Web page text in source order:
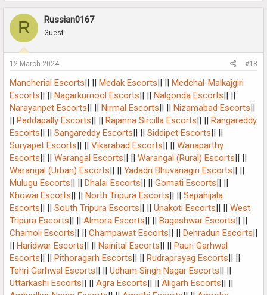
R Russian0167
Guest
12 March 2024 #18
Mancherial Escorts|| || Medak Escorts|| || Medchal-Malkajgiri
Escorts|| || Nagarkurnool Escorts|| || Nalgonda Escorts|| ||
Narayanpet Escorts|| || Nirmal Escorts|| || Nizamabad Escorts||
|| Peddapally Escorts|| || Rajanna Sircilla Escorts|| || Rangareddy
Escorts|| || Sangareddy Escorts|| || Siddipet Escorts|| ||
Suryapet Escorts|| || Vikarabad Escorts|| || Wanaparthy
Escorts|| || Warangal Escorts|| || Warangal (Rural) Escorts|| ||
Warangal (Urban) Escorts|| || Yadadri Bhuvanagiri Escorts|| ||
Mulugu Escorts|| || Dhalai Escorts|| || Gomati Escorts|| ||
Khowai Escorts|| || North Tripura Escorts|| || Sepahijala
Escorts|| || South Tripura Escorts|| || Unakoti Escorts|| || West
Tripura Escorts|| || Almora Escorts|| || Bageshwar Escorts|| ||
Chamoli Escorts|| || Champawat Escorts|| || Dehradun Escorts||
|| Haridwar Escorts|| || Nainital Escorts|| || Pauri Garhwal
Escorts|| || Pithoragarh Escorts|| || Rudraprayag Escorts|| ||
Tehri Garhwal Escorts|| || Udham Singh Nagar Escorts|| ||
Uttarkashi Escorts|| || Agra Escorts|| || Aligarh Escorts|| ||